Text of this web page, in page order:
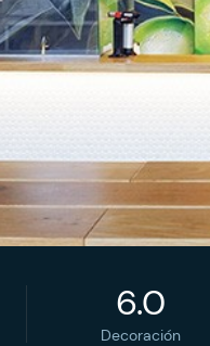
6.0
Decoración